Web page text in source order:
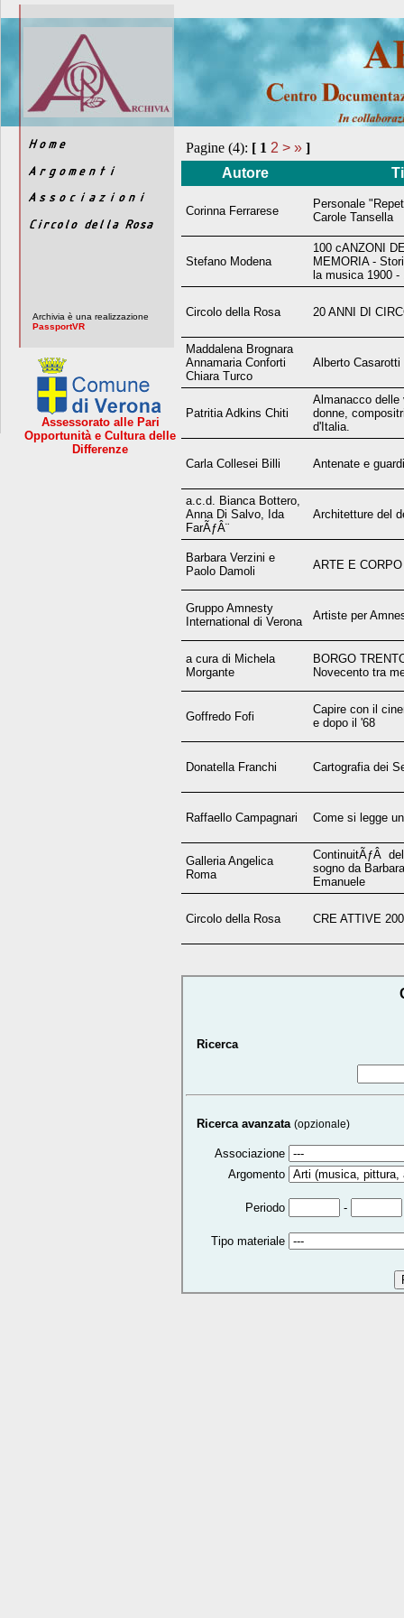
Archivia è una realizzazione
PassportVR
Assessorato alle Pari
Opportunità e Cultura delle
Differenze
Pagine (4): [ 1 2 > » ]
Autore
Corinna Ferrarese
Personale
Carole Tansella
Stefano Modena
100 cANZONI
MEMORIA -
la musica 1900 -
Circolo della Rosa 20 ANNI DI
Maddalena Brognara
Annamaria Conforti
Chiara Turco
Alberto Casarotti
Patritia Adkins Chiti
Almanacco delle
donne,
d'Italia.
Carla Collesei Billi Antenate e
a.c.d. Bianca Bottero,
Anna Di Salvo, Ida
FarÃƒÂ¨
Architetture del
Barbara Verzini e
Paolo Damoli
ARTE E CORPO
Gruppo Amnesty
International di Verona
Artiste per
a cura di Michela
Morgante
BORGO
Novecento tra
Goffredo Fofi
Capire con il
e dopo il '68
Donatella Franchi Cartografia dei
Raffaello Campagnari Come si legge
Galleria Angelica
Roma
ContinuitÃƒÂ
sogno da
Emanuele
Circolo della Rosa CRE ATTIVE
Ricerca
Ricerca avanzata (opzionale)
Associazione
Argomento
Periodo -
Tipo materiale